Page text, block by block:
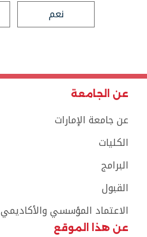
نعم
عن الجامعة
عن جامعة الإمارات
الكليات
البرامج
القبول
الاعتماد المؤسسي والأكاديمي
عن هذا الموقع